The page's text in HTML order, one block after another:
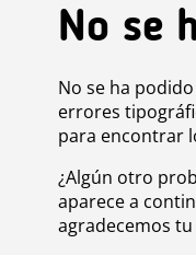
No se
No se ha
errores
para encontrar
¿Algún otro
aparece a
agradecemos